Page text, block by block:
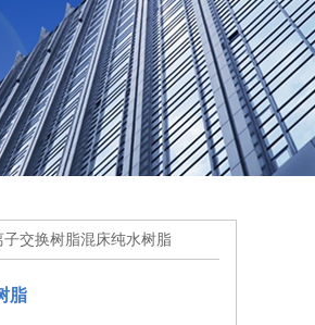
子交换树脂混床纯水树脂
脂